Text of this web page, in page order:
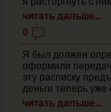
читать дальше...
0
Я был должен
оформили
эту расписку
деньги теперь
читать дальше...